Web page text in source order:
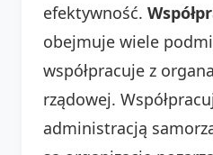
efektywność.
obejmuje wiele
współpracuje z
rządowej.
administracją